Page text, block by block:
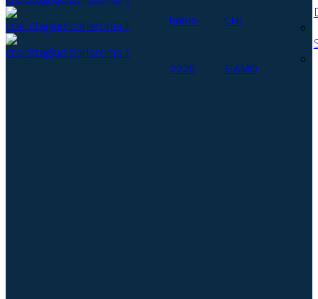
home-
2026
CHI
SIAMO